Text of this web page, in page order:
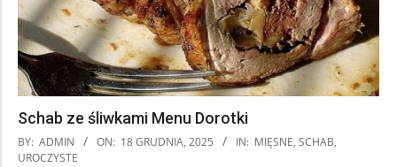
Schab ze śliwkami Menu Dorotki
2025-
12-
BY: ADMIN ON: 18 GRUDNIA, 2025 IN: MIĘSNE, SCHAB,
UROCZYSTE